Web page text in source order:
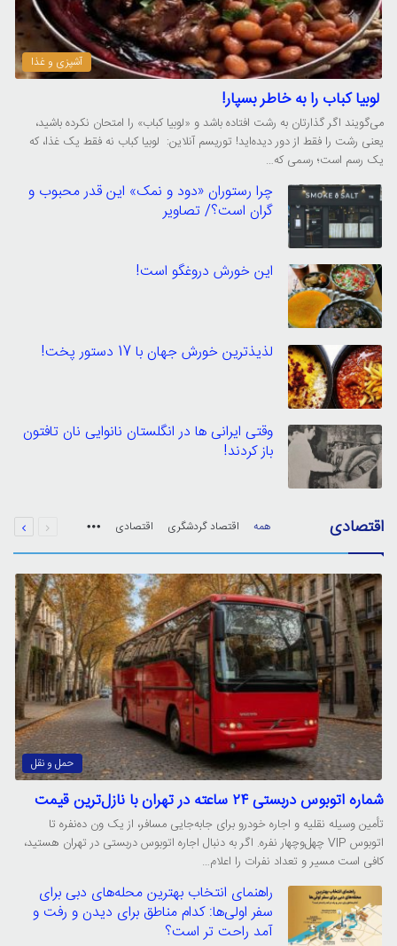
آشپزی و غذا
لوبیا کباب را به خاطر بسپار!
می‌گویند اگر گذارتان به رشت افتاده باشد و «لوبیا کباب» را امتحان نکرده باشید،
یعنی رشت را فقط از دور دیده‌اید! توریسم آنلاین: لوبیا کباب نه فقط یک غذا، که
یک رسم است؛ رسمی که…
چرا رستوران «دود و نمک» این قدر محبوب و
گران است؟/ تصاویر
این خورش دروغگو است!
لذیذترین خورش جهان با 17 دستور پخت!
وقتی ایرانی ها در انگلستان نانوایی نان تافتون
باز کردند!
اقتصادی همه اقتصاد گردشگری اقتصادی
صفحه
حمل و نقل
شماره اتوبوس دربستی ۲۴ ساعته در تهران با نازل‌ترین قیمت
تأمین وسیله نقلیه و اجاره خودرو برای جابه‌جایی مسافر، از یک ون ده‌نفره تا
اتوبوس VIP چهل‌وچهار نفره. اگر به دنبال اجاره اتوبوس دربستی در تهران هستید،
کافی است مسیر و تعداد نفرات را اعلام…
راهنمای انتخاب بهترین محله‌های دبی برای
سفر اولی‌ها: کدام مناطق برای دیدن و رفت و
آمد راحت تر است؟